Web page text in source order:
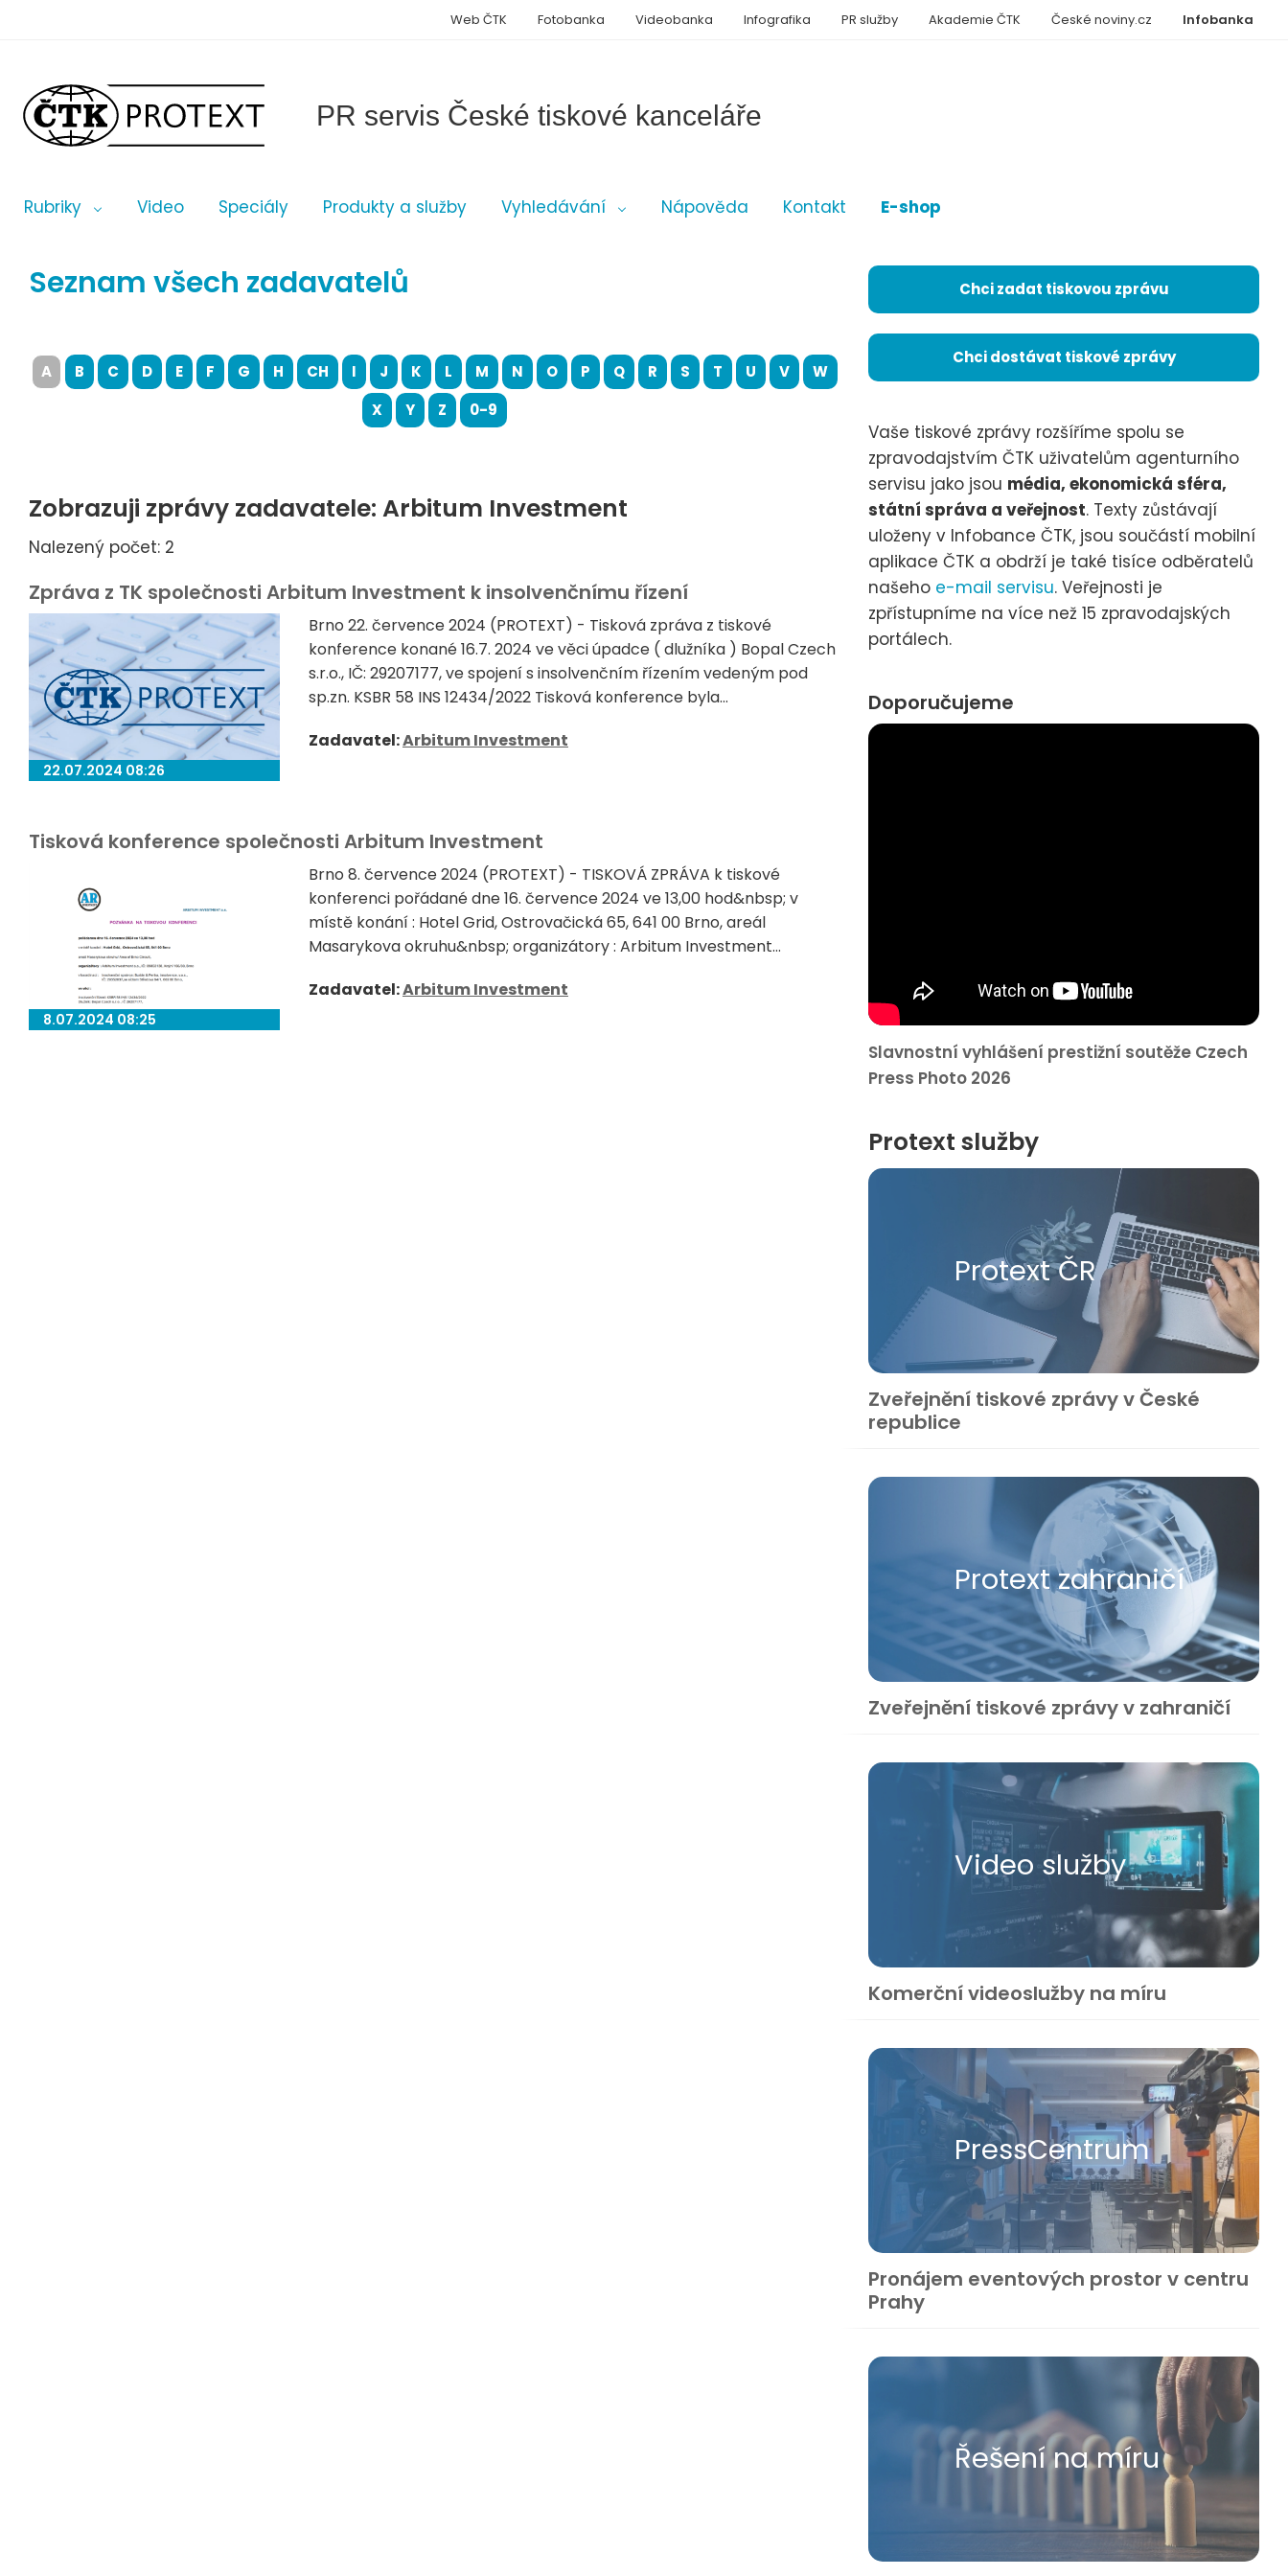
PR servis České tiskové kanceláře
Rubriky Video Speciály Produkty a služby Vyhledávání Nápověda Kontakt E-shop
Infobanka
Web ČTK Fotobanka Videobanka Infografika PR služby Akademie ČTK České noviny.cz
Seznam všech zadavatelů
A B C D E F G H CH I J K L M N O P Q R S T U V
W
X
Y Z 0-9
Zobrazuji zprávy zadavatele: Arbitum Investment
Nalezený počet: 2
Zpráva z TK společnosti Arbitum Investment k insolvenčnímu řízení
22.07.2024 08:26
Brno 22. července 2024 (PROTEXT) - Tisková zpráva z tiskové
konference konané 16.7. 2024 ve věci úpadce ( dlužníka ) Bopal Czech
s.r.o., IČ: 29207177, ve spojení s insolvenčním řízením vedeným pod
sp.zn. KSBR 58 INS 12434/2022 Tisková konference byla...
Zadavatel:Arbitum Investment
Tisková konference společnosti Arbitum Investment
8.07.2024 08:25
Brno 8. července 2024 (PROTEXT) - TISKOVÁ ZPRÁVA k tiskové
konferenci pořádané dne 16. července 2024 ve 13,00 hod&nbsp; v
místě konání : Hotel Grid, Ostrovačická 65, 641 00 Brno, areál
Masarykova okruhu&nbsp; organizátory : Arbitum Investment...
Zadavatel:Arbitum Investment
Chci zadat tiskovou zprávu
Chci dostávat tiskové zprávy
Vaše tiskové zprávy rozšíříme spolu se
zpravodajstvím ČTK uživatelům agenturního
servisu jako jsou média, ekonomická sféra,
státní správa a veřejnost. Texty zůstávají
uloženy v Infobance ČTK, jsou součástí mobilní
aplikace ČTK a obdrží je také tisíce odběratelů
našeho e-mail servisu. Veřejnosti je
zpřístupníme na více než 15 zpravodajských
portálech.
Doporučujeme
Slavnostní vyhlášení prestižní soutěže Czech
Press Photo 2026
Protext služby
Protext ČR
Zveřejnění tiskové zprávy v České
republice
Protext zahraničí
Zveřejnění tiskové zprávy v zahraničí
Video služby
Komerční videoslužby na míru
Press​Centrum
Pronájem eventových prostor v centru
Prahy
Řešení na míru